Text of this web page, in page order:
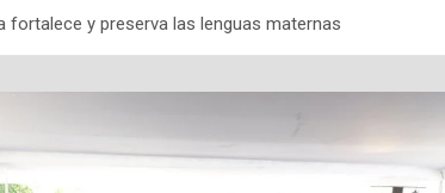
fortalece y preserva las lenguas maternas